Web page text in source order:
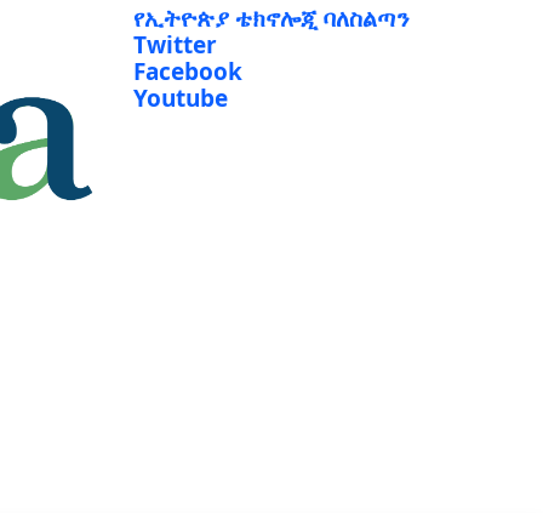
የኢትዮጵያ ቴክኖሎጂ ባለስልጣን
Twitter
Facebook
Youtube